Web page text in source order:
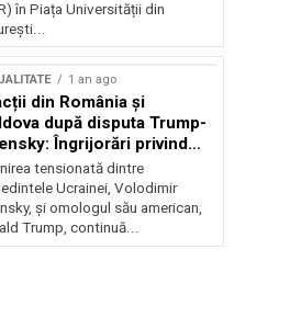
în Piața Universității din
1 an ago
din România și
după disputa Trump-
Îngrijorări privind
regională
tensionată dintre
Ucrainei, Volodimir
și omologul său american,
Trump, continuă...